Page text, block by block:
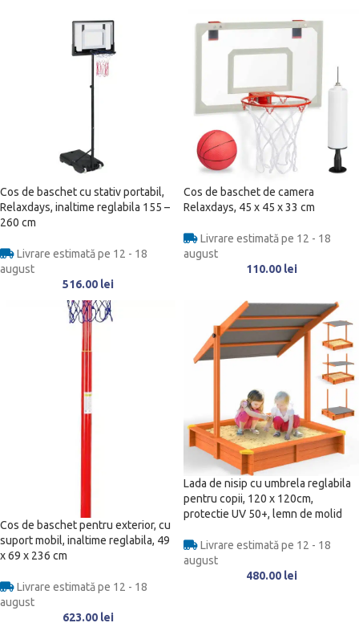
Cos de baschet cu stativ portabil,
Relaxdays, inaltime reglabila 155 –
260 cm
Livrare estimată pe 12 - 18
august
516.00 lei
Cos de baschet de camera
Relaxdays, 45 x 45 x 33 cm
Livrare estimată pe 12 - 18
august
110.00 lei
Cos de baschet pentru exterior, cu
suport mobil, inaltime reglabila, 49
x 69 x 236 cm
Livrare estimată pe 12 - 18
august
623.00 lei
Lada de nisip cu umbrela reglabila
pentru copii, 120 x 120cm,
protectie UV 50+, lemn de molid
Livrare estimată pe 12 - 18
august
480.00 lei